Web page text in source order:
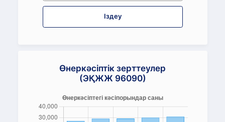
Іздеу
Өнеркәсіптік зерттеулер
(ЭҚЖЖ 96090)